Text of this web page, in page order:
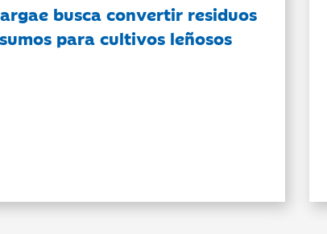
busca convertir residuos
para cultivos leñosos